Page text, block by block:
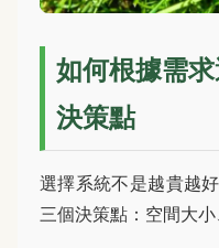
如何根據需
決策點
選擇系統不是越貴越
三個決策點：空間大小